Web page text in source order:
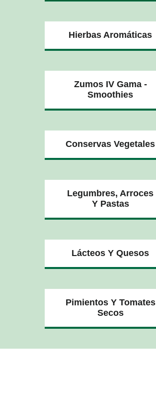
Hierbas Aromáticas
Zumos IV Gama -
Smoothies
Conservas Vegetales
Legumbres, Arroces
Y Pastas
Lácteos Y Quesos
Pimientos Y Tomates
Secos